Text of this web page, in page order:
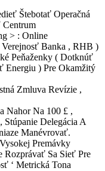
Štebotať Operačná
Centrum
> : Online
Banka , RHB )
Peňaženky ( Dotknúť
Energiu ) Pre Okamžitý
Zmluva Revízie ,
Nahor Na 100 £ ,
Stúpanie Delegácia A
Manévrovať.
Premávky
Rozprávať Sa Sieť Pre
‘ Metrická Tona